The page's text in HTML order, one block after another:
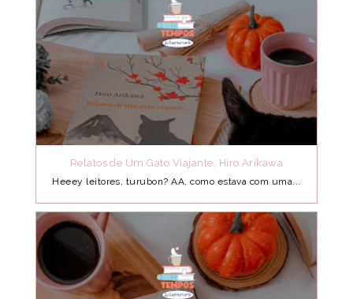
Relatos de Um Gato Viajante, Hiro Arikawa
Heeey leitores, turubon? AA, como estava com uma...